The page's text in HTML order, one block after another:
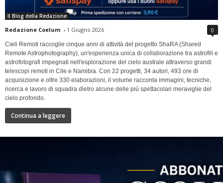
Il Blog della Redazione
Redazione Coelum - 1 Giugno 2026 0
Cieli Remoti raccoglie cinque anni di attività del progetto ShaRA (Shared
Remote Astrophotography), un'esperienza unica di collaborazione tra astrofili e
astrofotografi impegnati nell'esplorazione del cielo australe attraverso grandi
telescopi remoti in Cile e Namibia. Con 22 progetti, 34 autori, 493 ore di
acquisizione e oltre 330 elaborazioni, il volume racconta immagini, tecniche,
ricerca e lavoro di squadra dietro alcune delle più spettacolari meraviglie del
cielo profondo.
Continua a leggere